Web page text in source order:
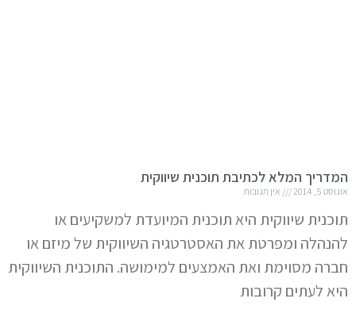
המדריך המלא לכתיבת תוכנית שיווקית
אוגוסט 5, 2014 אין תגובות
תוכנית שיווקית היא תוכנית המיועדת למשקיעים או
להנהלה ומפרטת את האסטרטגיה השיווקית של מיזם או
חברה מסוימת ואת האמצעים למימושה. התוכנית השיווקית
היא לעתים קרובות